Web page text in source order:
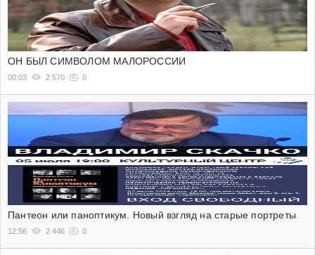
ОН БЫЛ СИМВОЛОМ МАЛОРОССИИ
00:03 2 570 0
Пантеон или паноптикум. Новый взгляд на старые портреты
12:56 2 446 0